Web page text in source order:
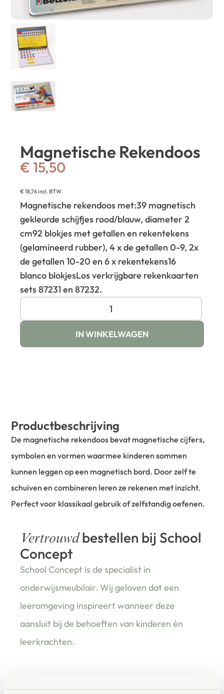
Magnetische Rekendoos
€ 15,50
€18,76incl. BTW
Magnetische rekendoos met:39 magnetisch
gekleurde schijfjes rood/blauw, diameter 2
cm92 blokjes met getallen en rekentekens
(gelamineerd rubber), 4 x de getallen 0-9, 2x
de getallen 10-20 en 6 x rekentekens16
blanco blokjesLos verkrijgbare rekenkaarten
sets 87231 en 87232.
IN WINKELWAGEN
Productbeschrijving
De magnetische rekendoos bevat magnetische cijfers,
symbolen en vormen waarmee kinderen sommen
kunnen leggen op een magnetisch bord. Door zelf te
schuiven en combineren leren ze rekenen met inzicht.
Perfect voor klassikaal gebruik of zelfstandig oefenen.
Vertrouwdbestellen bij School
Concept
School Concept is de specialist in
onderwijsmeubilair. Wij geloven dat een
leeromgeving inspireert wanneer deze
aansluit bij de behoeften van kinderen én
leerkrachten.